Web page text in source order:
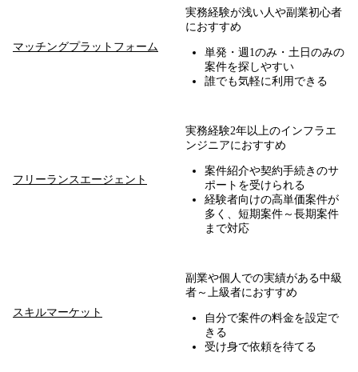
マッチングプラットフォーム
実務経験が浅い人や副業初心者
におすすめ
単発・週1のみ・土日のみの
案件を探しやすい
誰でも気軽に利用できる
フリーランスエージェント
実務経験2年以上のインフラエ
ンジニアにおすすめ
案件紹介や契約手続きのサ
ポートを受けられる
経験者向けの高単価案件が
多く、短期案件～長期案件
まで対応
スキルマーケット
副業や個人での実績がある中級
者～上級者におすすめ
自分で案件の料金を設定で
きる
受け身で依頼を待てる